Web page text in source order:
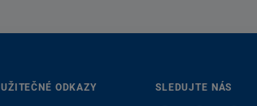
UŽITEČNÉ ODKAZY SLEDUJTE NÁS